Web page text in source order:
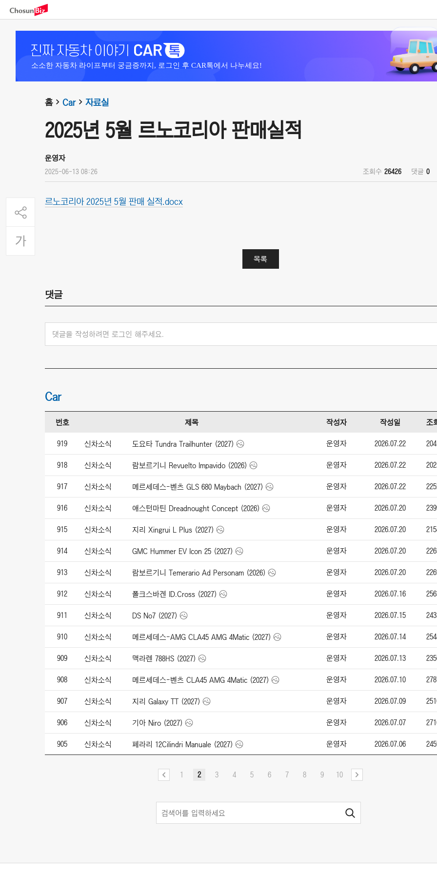
소소한 자동차 라이프부터 궁금증까지, 로그인 후 CAR톡에서 나누세요!
홈 Car 자료실
2025년 5월 르노코리아 판매실적
운영자
2025-06-13 08:26 조회수 26426 댓글 0
르노코리아 2025년 5월 판매 실적.docx
목록
댓글
댓글을 작성하려면 로그인 해주세요.
Car
번호 제목 작성자 작성일 조
919 신차소식 도요타 Tundra Trailhunter (2027) 운영자 2026.07.22
918 신차소식 람보르기니 Revuelto Impavido (2026) 운영자 2026.07.22
917 신차소식 메르세데스-벤츠 GLS 680 Maybach (2027) 운영자 2026.07.22
916 신차소식 애스턴마틴 Dreadnought Concept (2026) 운영자 2026.07.20
915 신차소식 지리 Xingrui L Plus (2027) 운영자 2026.07.20
914 신차소식 GMC Hummer EV Icon 25 (2027) 운영자 2026.07.20
913 신차소식 람보르기니 Temerario Ad Personam (2026) 운영자 2026.07.20
912 신차소식 폴크스바겐 ID.Cross (2027) 운영자 2026.07.16
911 신차소식 DS No7 (2027) 운영자 2026.07.15
910 신차소식 메르세데스-AMG CLA45 AMG 4Matic (2027) 운영자 2026.07.14
909 신차소식 맥라렌 788HS (2027) 운영자 2026.07.13
908 신차소식 메르세데스-벤츠 CLA45 AMG 4Matic (2027) 운영자 2026.07.10
907 신차소식 지리 Galaxy TT (2027) 운영자 2026.07.09
906 신차소식 기아 Niro (2027) 운영자 2026.07.07
905 신차소식 페라리 12Cilindri Manuale (2027) 운영자 2026.07.06
1 2 3 4 5 6 7 8 9 10